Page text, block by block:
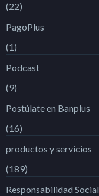
(22)
PagoPlus
(1)
Podcast
(9)
Postúlate en Banplus
(16)
productos y servicios
(189)
Responsabilidad Social